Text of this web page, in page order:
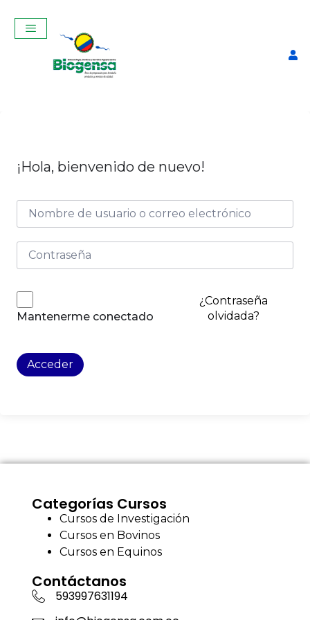
¡Hola, bienvenido de nuevo!
Mantenerme conectado
¿Contraseña
olvidada?
Acceder
Categorías Cursos
Cursos de Investigación
Cursos en Bovinos
Cursos en Equinos
Contáctanos
593997631194
Curso Teórico-Práctico De
Inseminación Artificial En
$320,00 + ADD